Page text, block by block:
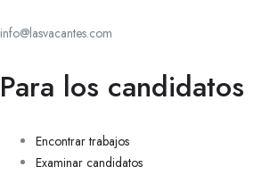
info@lasvacantes.com
Para los candidatos
Encontrar trabajos
Examinar candidatos